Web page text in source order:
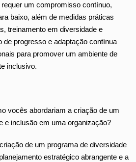
um compromisso contínuo,
baixo, além de medidas práticas
treinamento em diversidade e
de progresso e adaptação contínua
para promover um ambiente de
inclusivo.
vocês abordariam a criação de um
e inclusão em uma organização?
de um programa de diversidade
estratégico abrangente e a